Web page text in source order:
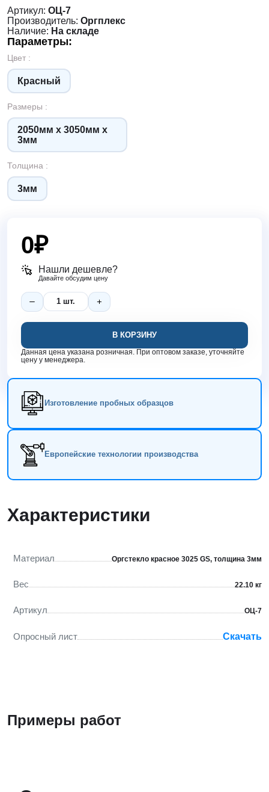
Артикул: ОЦ-7
Производитель: Оргплекс
Наличие: На складе
Параметры:
Цвет :
Красный
Размеры :
2050мм х 3050мм х
3мм
Толщина :
3мм
0₽
Нашли дешевле?
Давайте обсудим цену
В КОРЗИНУ
Данная цена указана розничная. При оптовом заказе, уточняйте
цену у менеджера.
Изготовление пробных образцов
Европейские технологии производства
Характеристики
Материал Оргстекло красное 3025 GS, толщина 3мм
Вес 22.10 кг
Артикул ОЦ-7
Опросный лист Скачать
Примеры работ